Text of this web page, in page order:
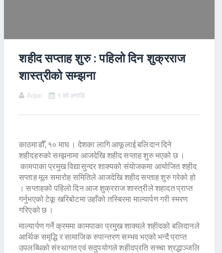
शहीद सप्ताह शुरु : पहिलो दिन शुक्रराज
शास्त्रीको सम्झना
Arjun ९ वर्ष अगाडि
काठमाडौँ, १० माघ । देशका लागि आफूलाई बलिदान दिने
शहीदहरुको सम्झनामा आजदेखि शहीद सप्ताह शुरु भएको छ ।
कामपाका प्रमुख विद्यासुन्दर शाक्यको संयोजकमा आयोजित शहीद
सप्ताह मूल समारोह समितिले आजदेखि शहीद सप्ताह शुरु गरेको हो
। सप्ताहको पहिलो दिन आज शुक्रराज शास्त्रीले शहादत प्राप्त
गर्नुभएको टेकू खरिबोटमा उहाँको तस्बिरमा माल्यार्पण गरी स्मरण
गरिएको छ ।
माल्यार्पण गर्ने क्रममा कामपाका प्रमुख शाक्यले शहीदको बलिदानले
आर्थिक समृद्धि र सामाजिक रुपान्तरण सम्भव भएको भन्दै प्राप्त
उपलब्धिको संस्थागत एवं सदुपयोगले शहीदप्रति सच्चा श्रद्धाञ्जलि